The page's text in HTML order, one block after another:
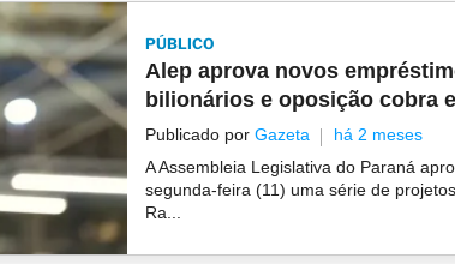
PÚBLICO
Alep aprova novos
bilionários e oposição cobra
Publicado porGazeta
há 2 meses
A Assembleia Legislativa do Paraná
segunda-feira (11) uma série de
Ra...